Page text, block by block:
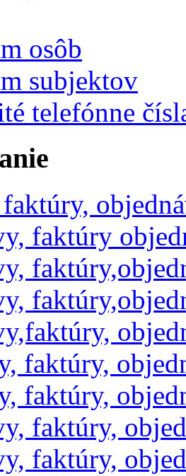
osôb
subjektov
telefónne
faktúry
faktúry,
faktúry,
faktúry,
faktúry,